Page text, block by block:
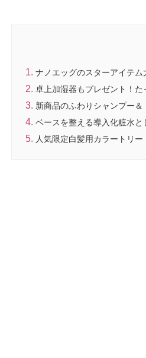
ナノエッグのスターアイテ
卓上加湿器もプレゼント！
新商品のふわりシャンプー
ベースを整える導入化粧水
人気限定白髪用カラートリ